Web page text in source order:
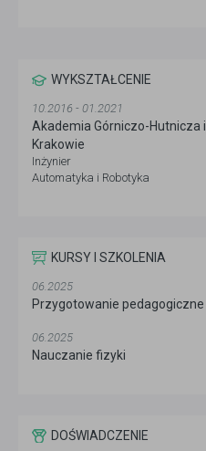
WYKSZTAŁCENIE
10.2016 - 01.2021
Akademia Górniczo-Hutnicza
Krakowie
Inżynier
Automatyka i Robotyka
KURSY I SZKOLENIA
06.2025
Przygotowanie pedagogiczne
06.2025
Nauczanie fizyki
DOŚWIADCZENIE